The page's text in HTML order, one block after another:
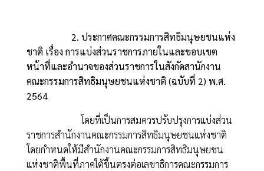
2. ประกาศคณะกรรมการสิทธิมนุษยชนแห่ง
ชาติ เรื่อง การแบ่งส่วนราชการภายในและขอบเขต
หน้าที่และอำนาจของส่วนราชการในสังกัดสานักงาน
คณะกรรมการสิทธิมนุษยชนแห่งชาติ (ฉบับที่ 2) พ.ศ.
2564
โดยที่เป็นการสมควรปรับปรุงการแบ่งส่วน
ราชการสำนักงานคณะกรรมการสิทธิมนุษยชนแห่งชาติ
โดยกำหนดให้มีสำนักงานคณะกรรมการสิทธิมนุษยชน
แห่งชาติพื้นที่ภาคใต้ขึ้นตรงต่อเลขาธิการคณะกรรมการ